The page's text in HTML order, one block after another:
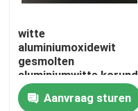
Thuis
Producten
witte
aluminiumoxidewit
gesmolten
aluminiumwitte korund
abrasifwitte
aluminiumoxide korrel
Aanvraag sturen